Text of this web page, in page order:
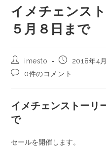
イメチェンス
５月８日まで
imesto 2018年4
0件のコメント
イメチェンストーリ
で
セールを開催します。